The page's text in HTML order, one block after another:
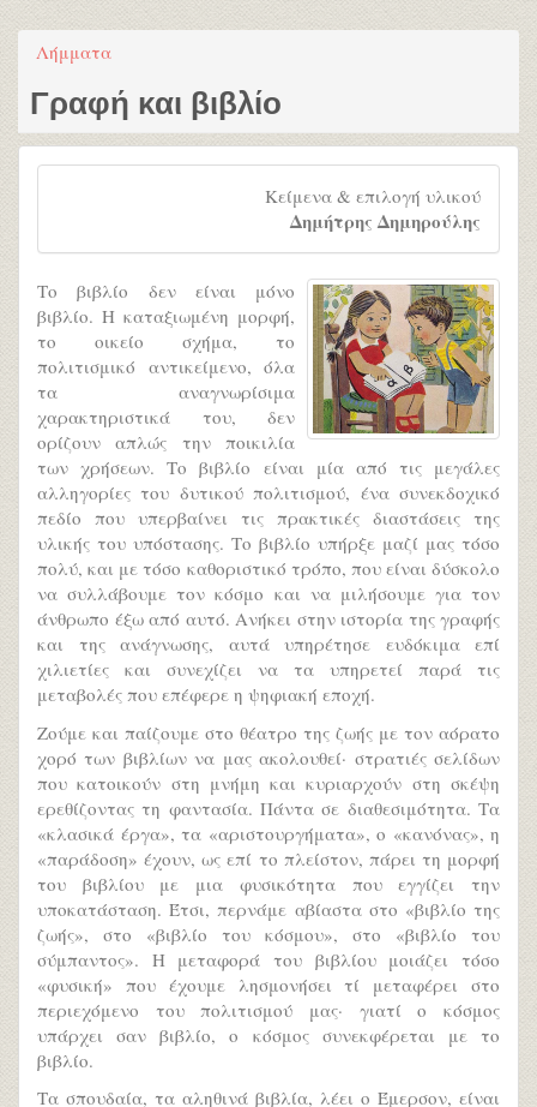
Λήμματα
Γραφή και βιβλίο
Κείμενα & επιλογή υλικού
Δημήτρης Δημηρούλης
Το βιβλίο δεν είναι μόνο
βιβλίο. H καταξιωμένη μορφή,
το οικείο σχήμα, το
πολιτισμικό αντικείμενο, όλα
τα αναγνωρίσιμα
χαρακτηριστικά του, δεν
ορίζουν απλώς την ποικιλία
των χρήσεων. Το βιβλίο είναι μία από τις μεγάλες
αλληγορίες του δυτικού πολιτισμού, ένα συνεκδοχικό
πεδίο που υπερβαίνει τις πρακτικές διαστάσεις της
υλικής του υπόστασης. Το βιβλίο υπήρξε μαζί μας τόσο
πολύ, και με τόσο καθοριστικό τρόπο, που είναι δύσκολο
να συλλάβουμε τον κόσμο και να μιλήσουμε για τον
άνθρωπο έξω από αυτό. Ανήκει στην ιστορία της γραφής
και της ανάγνωσης, αυτά υπηρέτησε ευδόκιμα επί
χιλιετίες και συνεχίζει να τα υπηρετεί παρά τις
μεταβολές που επέφερε η ψηφιακή εποχή.
Ζούμε και παίζουμε στο θέατρο της ζωής με τον αόρατο
χορό των βιβλίων να μας ακολουθεί· στρατιές σελίδων
που κατοικούν στη μνήμη και κυριαρχούν στη σκέψη
ερεθίζοντας τη φαντασία. Πάντα σε διαθεσιμότητα. Τα
«κλασικά έργα», τα «αριστουργήματα», ο «κανόνας», η
«παράδοση» έχουν, ως επί το πλείστον, πάρει τη μορφή
του βιβλίου με μια φυσικότητα που εγγίζει την
υποκατάσταση. Έτσι, περνάμε αβίαστα στο «βιβλίο της
ζωής», στο «βιβλίο του κόσμου», στο «βιβλίο του
σύμπαντος». H μεταφορά του βιβλίου μοιάζει τόσο
«φυσική» που έχουμε λησμονήσει τί μεταφέρει στο
περιεχόμενο του πολιτισμού μας· γιατί ο κόσμος
υπάρχει σαν βιβλίο, ο κόσμος συνεκφέρεται με το
βιβλίο.
Τα σπουδαία, τα αληθινά βιβλία, λέει ο Έμερσον, είναι